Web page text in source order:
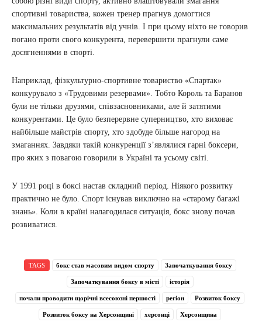
спортивні товариства, кожен тренер прагнув домогтися
максимальних результатів від учнів. І при цьому ніхто не говорив
погано проти свого конкурента, перевершити прагнули саме
досягненнями в спорті.
Наприклад, фізкультурно-спортивне товариство «Спартак»
конкурувало з «Трудовими резервами». Тобто Король та Баранов
були не тільки друзями, співзасновниками, але й затятими
конкурентами. Це було безперервне суперництво, хто виховає
найбільше майстрів спорту, хто здобуде більше нагород на
змаганнях. Завдяки такій конкуренції з’являлися гарні боксери,
про яких з повагою говорили в Україні та усьому світі.
У 1991 році в боксі настав складний період. Ніякого розвитку
практично не було. Спорт існував виключно на «старому багажі
знань». Коли в країні налагодилася ситуація, бокс знову почав
розвиватися.
TAGS бокс став масовим видом спорту Започаткування боксу
Започаткування боксу в місті історія
почали проводити щорічні всесоюзні першості регіон Розвиток боксу
Розвиток боксу на Херсонщині херсонці Херсонщина